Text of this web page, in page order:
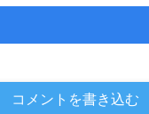
コメントを書き込む